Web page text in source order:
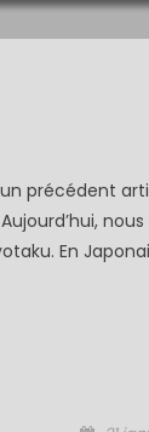
précédent
En